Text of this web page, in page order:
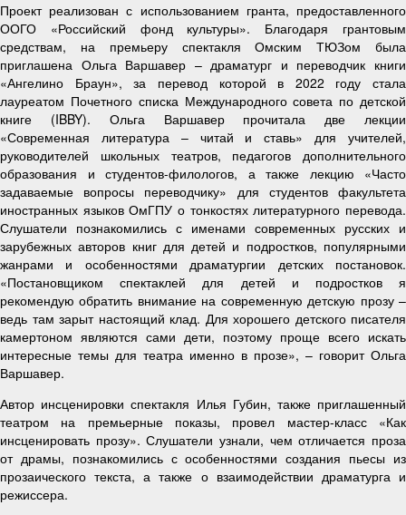
Проект реализован с использованием гранта, предоставленного
ООГО «Российский фонд культуры». Благодаря грантовым
средствам, на премьеру спектакля Омским ТЮЗом была
приглашена Ольга Варшавер – драматург и переводчик книги
«Ангелино Браун», за перевод которой в 2022 году стала
лауреатом Почетного списка Международного совета по детской
книге (IBBY). Ольга Варшавер прочитала две лекции
«Современная литература – читай и ставь» для учителей,
руководителей школьных театров, педагогов дополнительного
образования и студентов-филологов, а также лекцию «Часто
задаваемые вопросы переводчику» для студентов факультета
иностранных языков ОмГПУ о тонкостях литературного перевода.
Слушатели познакомились с именами современных русских и
зарубежных авторов книг для детей и подростков, популярными
жанрами и особенностями драматургии детских постановок.
«Постановщиком спектаклей для детей и подростков я
рекомендую обратить внимание на современную детскую прозу –
ведь там зарыт настоящий клад. Для хорошего детского писателя
камертоном являются сами дети, поэтому проще всего искать
интересные темы для театра именно в прозе», – говорит Ольга
Варшавер.
Автор инсценировки спектакля Илья Губин, также приглашенный
театром на премьерные показы, провел мастер-класс «Как
инсценировать прозу». Слушатели узнали, чем отличается проза
от драмы, познакомились с особенностями создания пьесы из
прозаического текста, а также о взаимодействии драматурга и
режиссера.